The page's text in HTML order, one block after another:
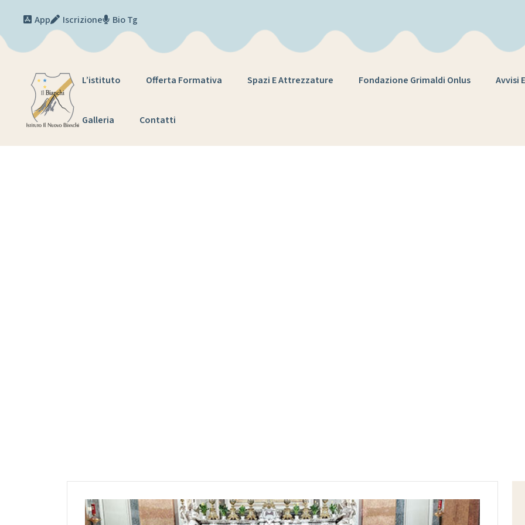
App
Iscrizione Bio Tg
L’istituto Offerta Formativa Spazi E Attrezzature Fondazione Grimaldi Onlus Avvisi
Galleria Contatti